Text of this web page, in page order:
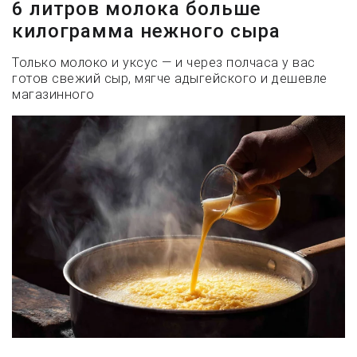
6 литров молока больше
килограмма нежного сыра
Только молоко и уксус — и через полчаса у вас
готов свежий сыр, мягче адыгейского и дешевле
магазинного